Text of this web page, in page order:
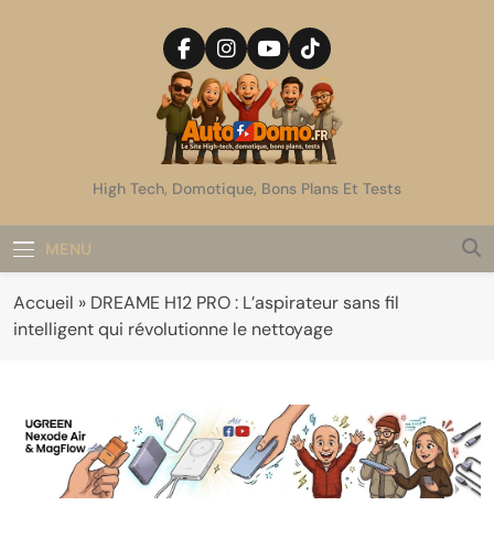
AutoDomo
High Tech, Domotique, Bons Plans Et Tests
MENU
Accueil » DREAME H12 PRO : L’aspirateur sans fil
intelligent qui révolutionne le nettoyage